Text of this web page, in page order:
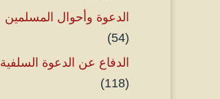
الدعوة وأحوال المسلمين
(54)
الدفاع عن الدعوة السلفية
(118)